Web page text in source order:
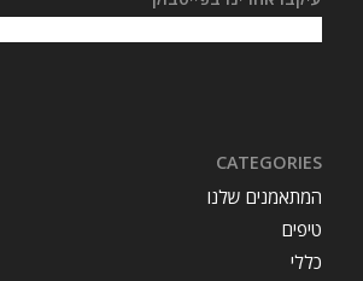
CATEGORIES
המתאמנים שלנו
טיפים
כללי